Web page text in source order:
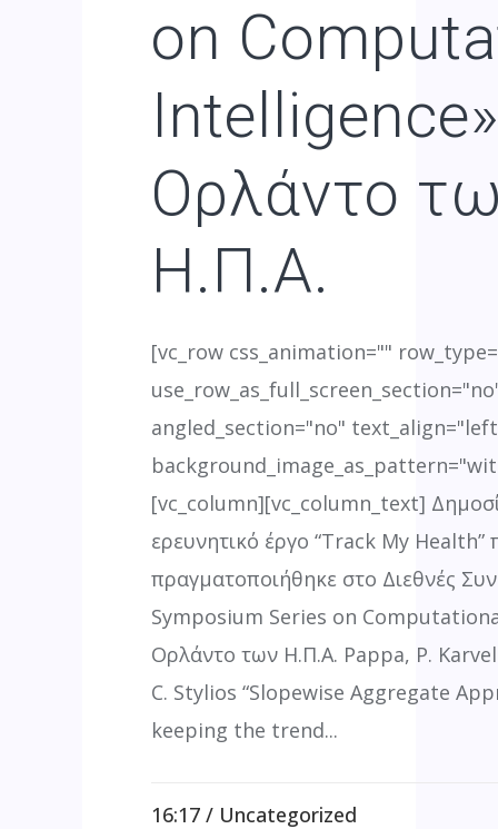
on
Ορλάντο
Η.Π.Α.
[vc_row css_animation=""
angled_section="no"
[vc_column][vc_column_text]
ερευνητικό έργο “Track My Health”
πραγματοποιήθηκε στο Διεθνές
Symposium Series on
Ορλάντο των Η.Π.Α. Pappa, P.
C. Stylios “Slopewise Aggregate
keeping the trend...
16:17 / Uncategorized